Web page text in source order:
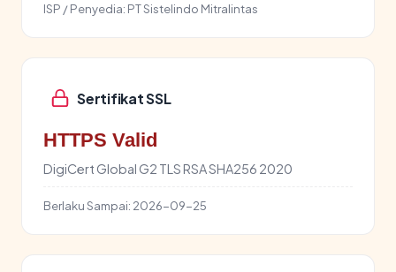
ISP / Penyedia: PT Sistelindo Mitralintas
Sertifikat SSL
HTTPS Valid
DigiCert Global G2 TLS RSA SHA256 2020
Berlaku Sampai: 2026-09-25